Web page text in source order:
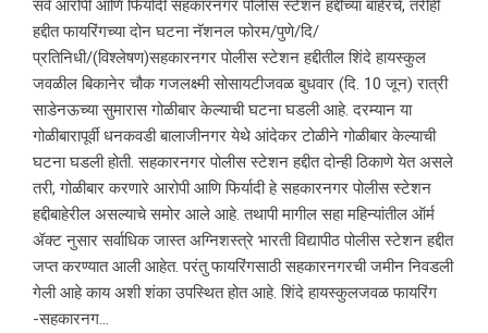
सर्व आरोपी आणि फिर्यादी सहकारनगर पोलीस स्टेशन हद्दीच्या बाहेरचे, तरीही
हद्दीत फायरिंगच्या दोन घटना नॅशनल फोरम/पुणे/दि/
प्रतिनिधी/(विश्लेषण)सहकारनगर पोलीस स्टेशन हद्दीतील शिंदे हायस्कुल
जवळील बिकानेर चौक गजलक्ष्मी सोसायटीजवळ बुधवार (दि. 10 जून) रात्री
साडेनऊच्या सुमारास गोळीबार केल्याची घटना घडली आहे. दरम्यान या
गोळीबारापूर्वी धनकवडी बालाजीनगर येथे आंदेकर टोळीने गोळीबार केल्याची
घटना घडली होती. सहकारनगर पोलीस स्टेशन हद्दीत दोन्ही ठिकाणे येत असले
तरी, गोळीबार करणारे आरोपी आणि फिर्यादी हे सहकारनगर पोलीस स्टेशन
हद्दीबाहेरील असल्याचे समोर आले आहे. तथापी मागील सहा महिन्यांतील ऑर्म
ॲक्ट नुसार सर्वाधिक जास्त अग्निशस्त्रे भारती विद्यापीठ पोलीस स्टेशन हद्दीत
जप्त करण्यात आली आहेत. परंतु फायरिंगसाठी सहकारनगरची जमीन निवडली
गेली आहे काय अशी शंका उपस्थित होत आहे. शिंदे हायस्कुलजवळ फायरिंग
-सहकारनग...